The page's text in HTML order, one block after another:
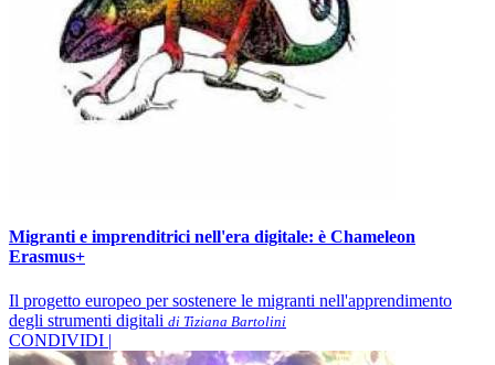
Migranti e imprenditrici nell'era digitale: è Chameleon
Erasmus+
Il progetto europeo per sostenere le migranti nell'apprendimento
degli strumenti digitali di Tiziana Bartolini
CONDIVIDI |